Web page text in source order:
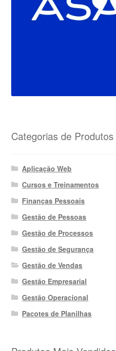
Categorias de Produtos
Aplicação Web
Cursos e Treinamentos
Finanças Pessoais
Gestão de Pessoas
Gestão de Processos
Gestão de Segurança
Gestão de Vendas
Gestão Empresarial
Gestão Operacional
Pacotes de Planilhas